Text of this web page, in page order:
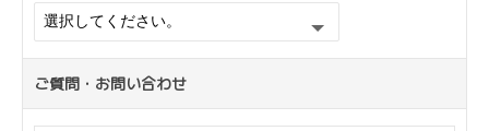
ご質問・お問い合わせ